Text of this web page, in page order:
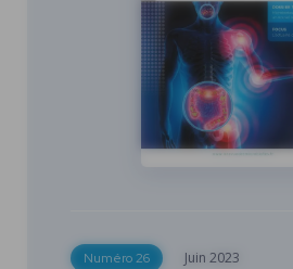
Numéro 26 Juin 2023